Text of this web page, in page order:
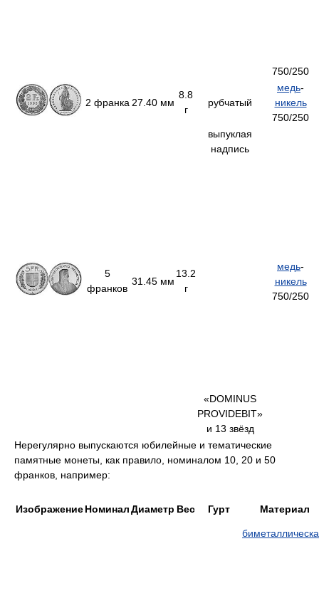
750/250
2 франка 27.40 мм
8.8
г
рубчатый
медь-
никель
750/250
5
франков
31.45 мм
13.2
г
выпуклая
надпись
«DOMINUS
PROVIDEBIT»
и 13 звёзд
медь-
никель
750/250
Нерегулярно выпускаются юбилейные и тематические
памятные монеты, как правило, номиналом 10, 20 и 50
франков, например:
ИзображениеНоминалДиаметр Вес Гурт Материал